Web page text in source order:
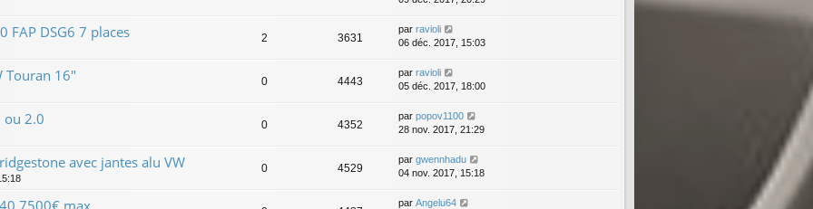
FAP DSG6 7 places 2 3631
par ravioli
06 déc. 2017, 15:03
Touran 16" 0 4443
par ravioli
05 déc. 2017, 18:00
ou 2.0 0 4352
par popov1100
28 nov. 2017, 21:29
avec jantes alu VW 0 4529
par gwennhadu
04 nov. 2017, 15:18
7500€ max par Angelu64